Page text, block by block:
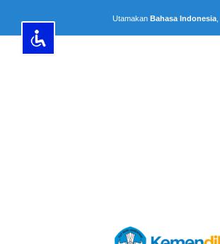
konten
Utamakan Bahasa Indonesia